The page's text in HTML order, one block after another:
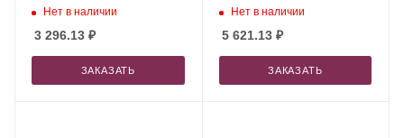
Нет в наличии
3 296.13 ₽
ЗАКАЗАТЬ
Нет в наличии
5 621.13₽
ЗАКАЗАТЬ